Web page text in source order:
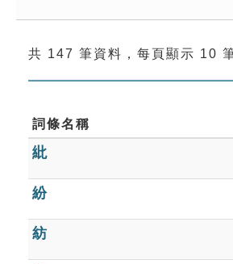
成語故事
索引選單
單字索引
生命大百科索引
遊戲專區
教學應用
共 147 筆資料，每頁顯示 10
詞條名稱
紕
紛
紡